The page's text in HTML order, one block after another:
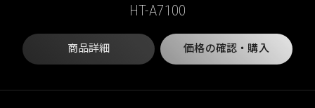
HT-A7100
商品詳細 価格の確認・購入